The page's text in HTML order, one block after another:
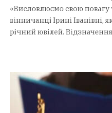
«Висловлюємо свою повагу
вінничанці Ірині Іванівні,
річний ювілей.